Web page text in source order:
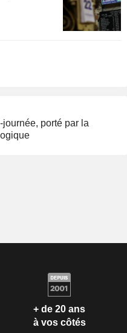
porté par la
+ de 20 ans
à vos côtés